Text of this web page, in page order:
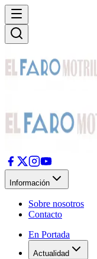
Información
Sobre nosotros
Contacto
En Portada
Actualidad